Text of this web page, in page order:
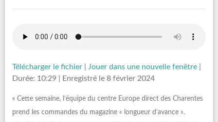
Télécharger le fichier Jouer dans une nouvelle fenêtre
Durée: 10:29
Enregistré le 8 février 2024
« Cette semaine, l’équipe du centre Europe direct des Charentes
prend les commandes du magazine « longueur d’avance ».